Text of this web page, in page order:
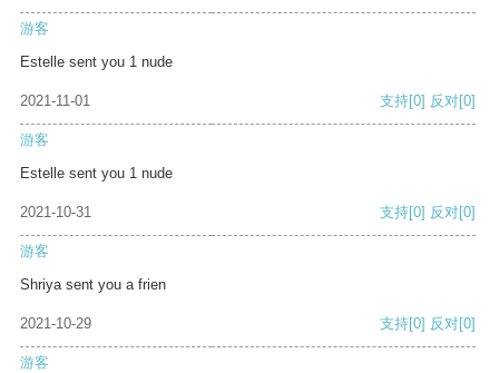
游客
Estelle sent you 1 nude
2021-11-01 支持[0] 反对[0]
游客
Estelle sent you 1 nude
2021-10-31 支持[0] 反对[0]
游客
Shriya sent you a frien
2021-10-29 支持[0] 反对[0]
游客